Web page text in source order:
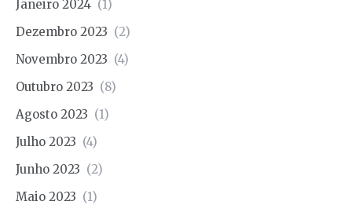
Janeiro 2024 (1)
Dezembro 2023 (2)
Novembro 2023 (4)
Outubro 2023 (8)
Agosto 2023 (1)
Julho 2023 (4)
Junho 2023 (2)
Maio 2023 (1)